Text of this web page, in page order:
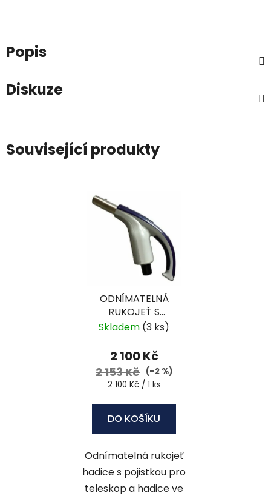
Popis
Diskuze
Související produkty
ODNÍMATELNÁ
RUKOJEŤ S
POJISTKOU PRO
STANDARD -
HS500180
Skladem (3 ks)
2 100 Kč
2 153 Kč (–2 %)
Měrná
2 100 Kč / 1 ks
DO KOŠÍKU
Odnímatelná rukojeť
hadice s pojistkou pro
teleskop a hadice ve